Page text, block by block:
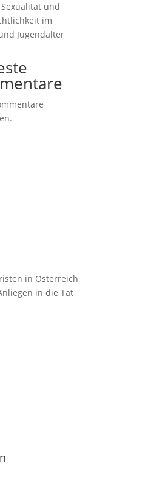
und
im
Jugendalter
in Österreich
in die Tat